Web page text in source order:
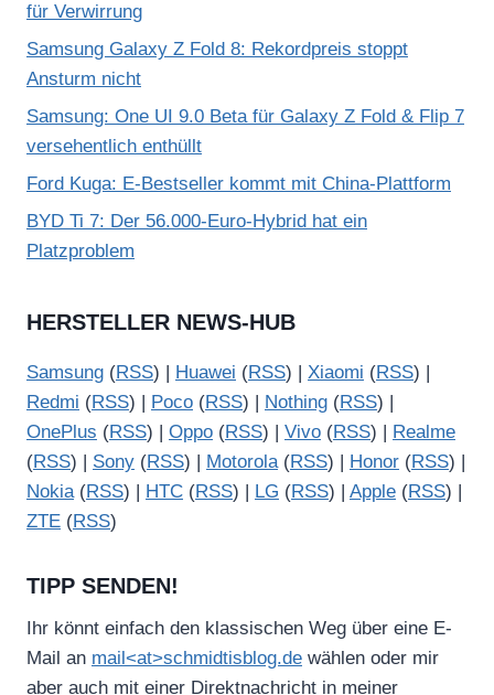
für Verwirrung
Samsung Galaxy Z Fold 8: Rekordpreis stoppt
Ansturm nicht
Samsung: One UI 9.0 Beta für Galaxy Z Fold & Flip 7
versehentlich enthüllt
Ford Kuga: E-Bestseller kommt mit China-Plattform
BYD Ti 7: Der 56.000-Euro-Hybrid hat ein
Platzproblem
HERSTELLER NEWS-HUB
Samsung (RSS) | Huawei (RSS) | Xiaomi (RSS) |
Redmi (RSS) | Poco (RSS) | Nothing (RSS) |
OnePlus (RSS) | Oppo (RSS) | Vivo (RSS) |
Realme
(RSS) | Sony (RSS) | Motorola(RSS) | Honor (RSS) |
Nokia(RSS) | HTC (RSS) | LG (RSS) | Apple (RSS) |
ZTE (RSS)
TIPP SENDEN!
Ihr könnt einfach den klassischen Weg über eine E-
Mail an mail<at>schmidtisblog.de wählen oder mir
aber auch mit einer Direktnachricht in meiner